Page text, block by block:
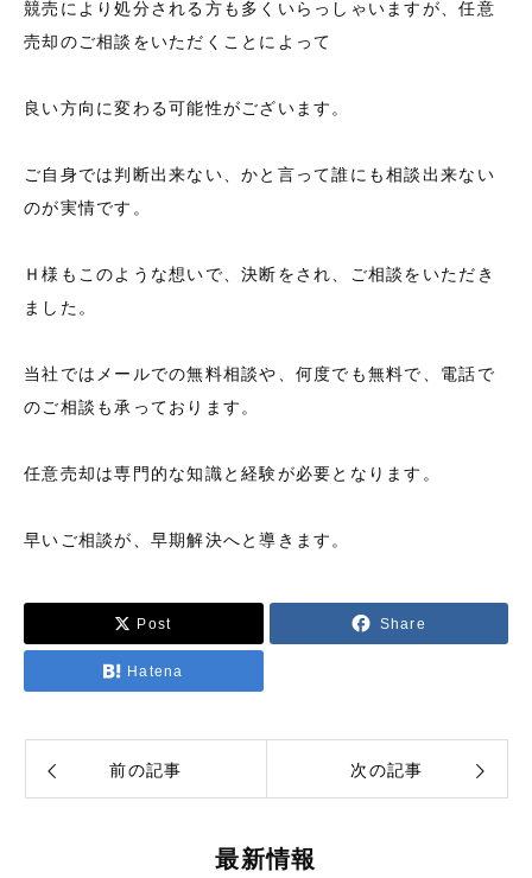
競売により処分される方も多くいらっしゃいますが、任意
売却のご相談をいただくことによって
良い方向に変わる可能性がございます。
ご自身では判断出来ない、かと言って誰にも相談出来ない
のが実情です。
Ｈ様もこのような想いで、決断をされ、ご相談をいただき
ました。
当社ではメールでの無料相談や、何度でも無料で、電話で
のご相談も承っております。
任意売却は専門的な知識と経験が必要となります。
早いご相談が、早期解決へと導きます。
Post Share
Hatena
前の記事 次の記事
最新情報